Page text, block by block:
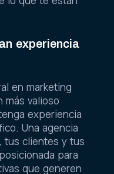
experiencia
en marketing
más valioso
experiencia
Una agencia
tus clientes y tus
para
que generen